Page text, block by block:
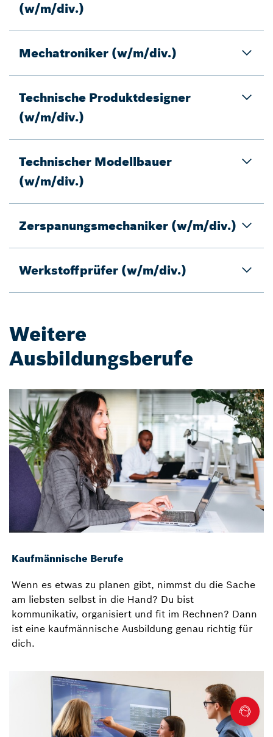
(w/m/div.)
Mechatroniker (w/m/div.)
Technische Produktdesigner
(w/m/div.)
Technischer Modellbauer
(w/m/div.)
Zerspanungsmechaniker (w/m/div.)
Werkstoffprüfer (w/m/div.)
Weitere
Ausbildungsberufe
Kaufmännische Berufe
Wenn es etwas zu planen gibt, nimmst du die Sache
am liebsten selbst in die Hand? Du bist
kommunikativ, organisiert und fit im Rechnen? Dann
ist eine kaufmännische Ausbildung genau richtig für
dich.